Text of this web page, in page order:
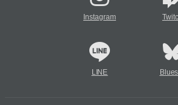
Instagram
LINE